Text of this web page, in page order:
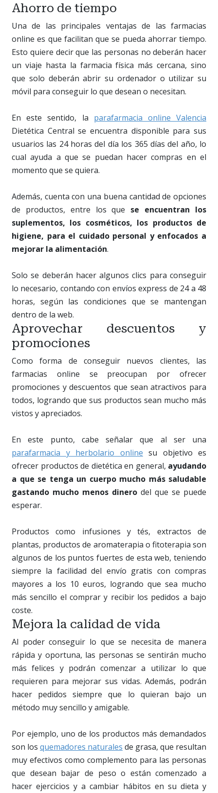
Ahorro de tiempo
Una de las principales ventajas de las farmacias
online es que facilitan que se pueda ahorrar tiempo.
Esto quiere decir que las personas no deberán hacer
un viaje hasta la farmacia física más cercana, sino
que solo deberán abrir su ordenador o utilizar su
móvil para conseguir lo que desean o necesitan.
En este sentido, la parafarmacia online Valencia
Dietética Central se encuentra disponible para sus
usuarios las 24 horas del día los 365 días del año, lo
cual ayuda a que se puedan hacer compras en el
momento que se quiera.
Además, cuenta con una buena cantidad de opciones
de productos, entre los que se encuentran los
suplementos, los cosméticos, los productos de
higiene, para el cuidado personal y enfocados a
mejorar la alimentación.
Solo se deberán hacer algunos clics para conseguir
lo necesario, contando con envíos express de 24 a 48
horas, según las condiciones que se mantengan
dentro de la web.
Aprovechar descuentos y
promociones
Como forma de conseguir nuevos clientes, las
farmacias online se preocupan por ofrecer
promociones y descuentos que sean atractivos para
todos, logrando que sus productos sean mucho más
vistos y apreciados.
En este punto, cabe señalar que al ser una
parafarmacia y herbolario online su objetivo es
ofrecer productos de dietética en general, ayudando
a que se tenga un cuerpo mucho más saludable
gastando mucho menos dinero del que se puede
esperar.
Productos como infusiones y tés, extractos de
plantas, productos de aromaterapia o fitoterapia son
algunos de los puntos fuertes de esta web, teniendo
siempre la facilidad del envío gratis con compras
mayores a los 10 euros, logrando que sea mucho
más sencillo el comprar y recibir los pedidos a bajo
coste.
Mejora la calidad de vida
Al poder conseguir lo que se necesita de manera
rápida y oportuna, las personas se sentirán mucho
más felices y podrán comenzar a utilizar lo que
requieren para mejorar sus vidas. Además, podrán
hacer pedidos siempre que lo quieran bajo un
método muy sencillo y amigable.
Por ejemplo, uno de los productos más demandados
son los quemadores naturales de grasa, que resultan
muy efectivos como complemento para las personas
que desean bajar de peso o están comenzado a
hacer ejercicios y a cambiar hábitos en su dieta y